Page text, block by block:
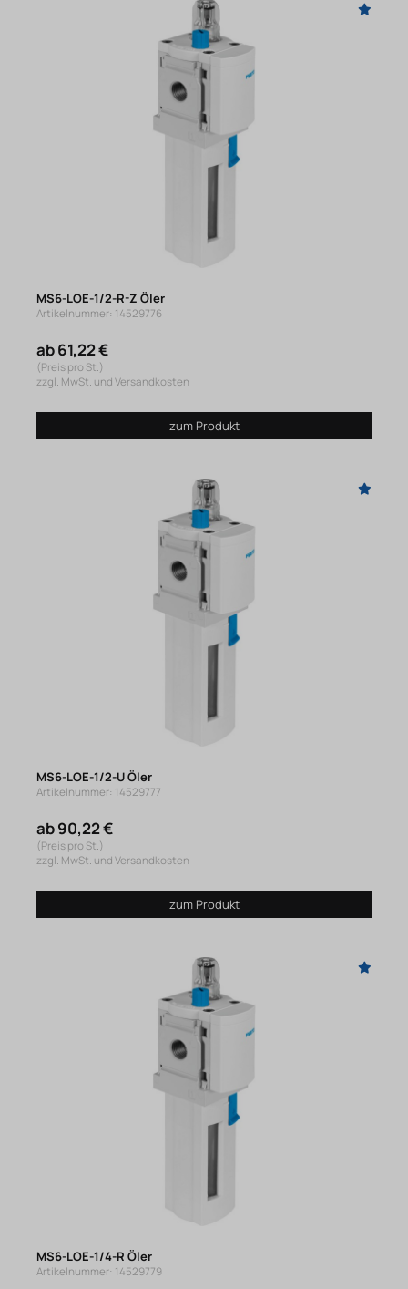
MS6-LOE-1/2-R-Z Öler
Artikelnummer: 14529776
ab 61,22 €
(Preis pro St.)
zzgl. MwSt. und Versandkosten
zum Produkt
MS6-LOE-1/2-U Öler
Artikelnummer: 14529777
ab 90,22 €
(Preis pro St.)
zzgl. MwSt. und Versandkosten
zum Produkt
MS6-LOE-1/4-R Öler
Artikelnummer: 14529779